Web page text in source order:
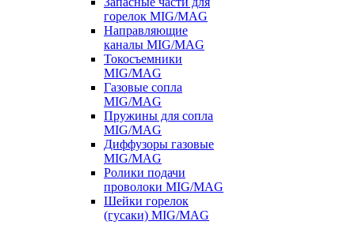
горелок MIG/MAG
Направляющие
каналы MIG/MAG
Токосъемники
MIG/MAG
Газовые сопла
MIG/MAG
Пружины для сопла
MIG/MAG
Диффузоры газовые
MIG/MAG
Ролики подачи
проволоки MIG/MAG
Шейки горелок
(гусаки) MIG/MAG